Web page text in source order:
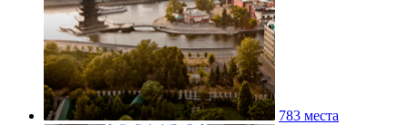
783 места